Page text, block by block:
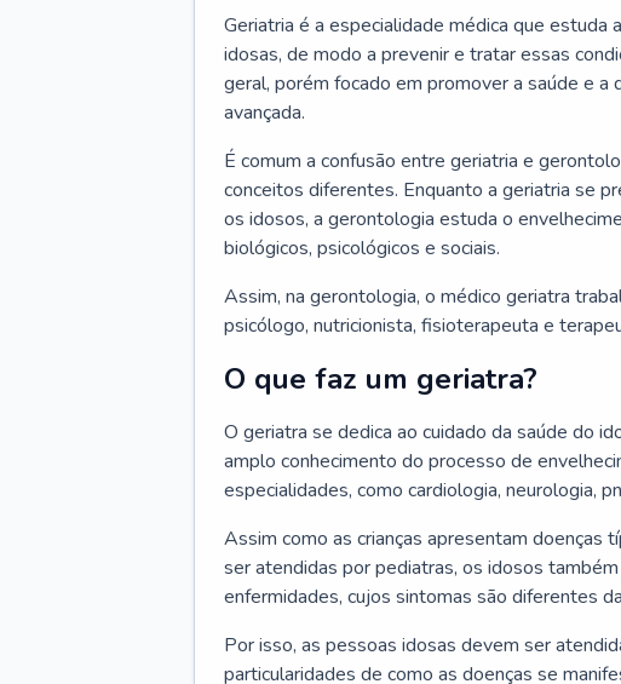
Geriatria é a especialidade médica que
idosas, de modo a prevenir e tratar essas
geral, porém focado em promover a saúde e
avançada.
É comum a confusão entre geriatria e
conceitos diferentes. Enquanto a geriatria se
os idosos, a gerontologia estuda o
biológicos, psicológicos e sociais.
Assim, na gerontologia, o médico geriatra
psicólogo, nutricionista, fisioterapeuta e
O que faz um geriatra?
O geriatra se dedica ao cuidado da saúde do
amplo conhecimento do processo de
especialidades, como cardiologia, neurologia,
Assim como as crianças apresentam doenças
ser atendidas por pediatras, os idosos
enfermidades, cujos sintomas são diferentes
Por isso, as pessoas idosas devem ser
particularidades de como as doenças se